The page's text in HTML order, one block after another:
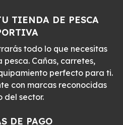
TIENDA DE PESCA
todo lo que necesitas
Cañas, carretes,
perfecto para ti.
con marcas reconocidas
del sector.
DE PAGO